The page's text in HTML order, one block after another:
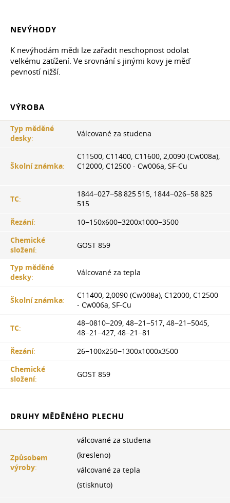
NEVÝHODY
K nevýhodám mědi lze zařadit neschopnost odolat
velkému zatížení. Ve srovnání s jinými kovy je měď
pevností nižší.
VÝROBA
Typ měděné
desky:
Válcované za studena
Školní známka:
С11500, С11400, С11600, 2,0090 (Cw008a),
C12000, C12500 - Cw006a, SF-Cu
TC:
1844−027−58 825 515, 1844−026−58 825
515
Řezání:
10−150x600−3200x1000−3500
Chemické
složení:
GOST 859
Typ měděné
desky:
Válcované za tepla
Školní známka:
С11400, 2,0090 (Cw008a), C12000, C12500
- Cw006a, SF-Cu
TC:
48−0810−209, 48−21−517, 48−21−5045,
48−21−427, 48−21−81
Řezání:
26−100x250−1300x1000x3500
Chemické
složení:
GOST 859
DRUHY MĚDĚNÉHO PLECHU
Způsobem
výroby:
válcované za studena
(kresleno)
válcované za tepla
(stisknuto)